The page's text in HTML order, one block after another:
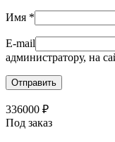
Имя *
E-mail
администратору, на
336000 ₽
Под заказ